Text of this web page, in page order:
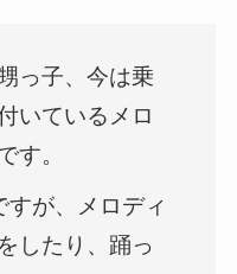
っ子、今は乗
いているメロ
す。
が、メロディ
したり、踊っ